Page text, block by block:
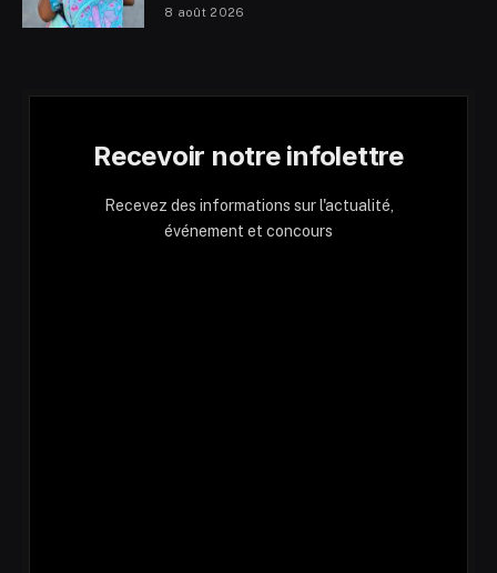
8 août 2026
Recevoir notre infolettre
Recevez des informations sur l'actualité,
événement et concours